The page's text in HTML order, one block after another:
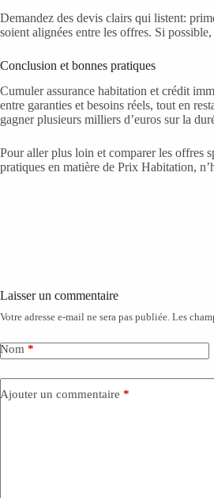
Demandez des devis clairs qui listent:
soient alignées entre les offres. Si
Conclusion et bonnes pratiques
Cumuler assurance habitation et crédit
entre garanties et besoins réels, tout en
gagner plusieurs milliers d’euros sur la
Pour aller plus loin et comparer les offres
pratiques en matière de Prix Habitation,
Laisser un commentaire
Votre adresse e-mail ne sera pas publiée. Les
Nom *
Ajouter un commentaire *
A
t
e
r
n